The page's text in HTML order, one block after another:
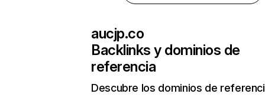
aucjp.co
Backlinks y dominios de
referencia
Descubre los dominios de